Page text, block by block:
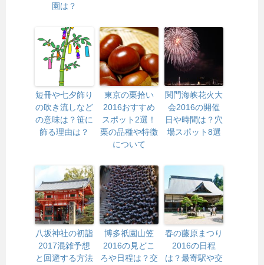
園は？
短冊や七夕飾り
の吹き流しなど
の意味は？笹に
飾る理由は？
東京の栗拾い
2016おすすめ
スポット2選！
栗の品種や特徴
について
関門海峡花火大
会2016の開催
日や時間は？穴
場スポット8選
八坂神社の初詣
2017混雑予想
と回避する方法
博多祇園山笠
2016の見どこ
ろや日程は？交
春の藤原まつり
2016の日程
は？最寄駅や交